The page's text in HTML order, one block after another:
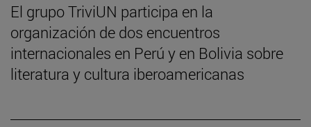
El grupo TriviUN participa en la
organización de dos encuentros
internacionales en Perú y en Bolivia sobre
literatura y cultura iberoamericanas